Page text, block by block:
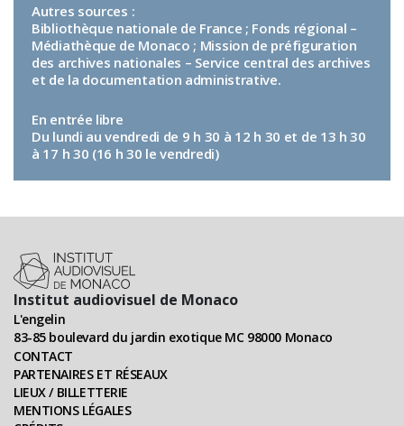
Autres sources :
Bibliothèque nationale de France ; Fonds régional –
Médiathèque de Monaco ; Mission de préfiguration
des archives nationales – Service central des archives
et de la documentation administrative.
En entrée libre
Du lundi au vendredi de 9 h 30 à 12 h 30 et de 13 h 30
à 17 h 30 (16 h 30 le vendredi)
Institut audiovisuel de Monaco
L'engelin
83-85 boulevard du jardin exotique MC 98000 Monaco
CONTACT
PARTENAIRES ET RÉSEAUX
LIEUX / BILLETTERIE
MENTIONS LÉGALES